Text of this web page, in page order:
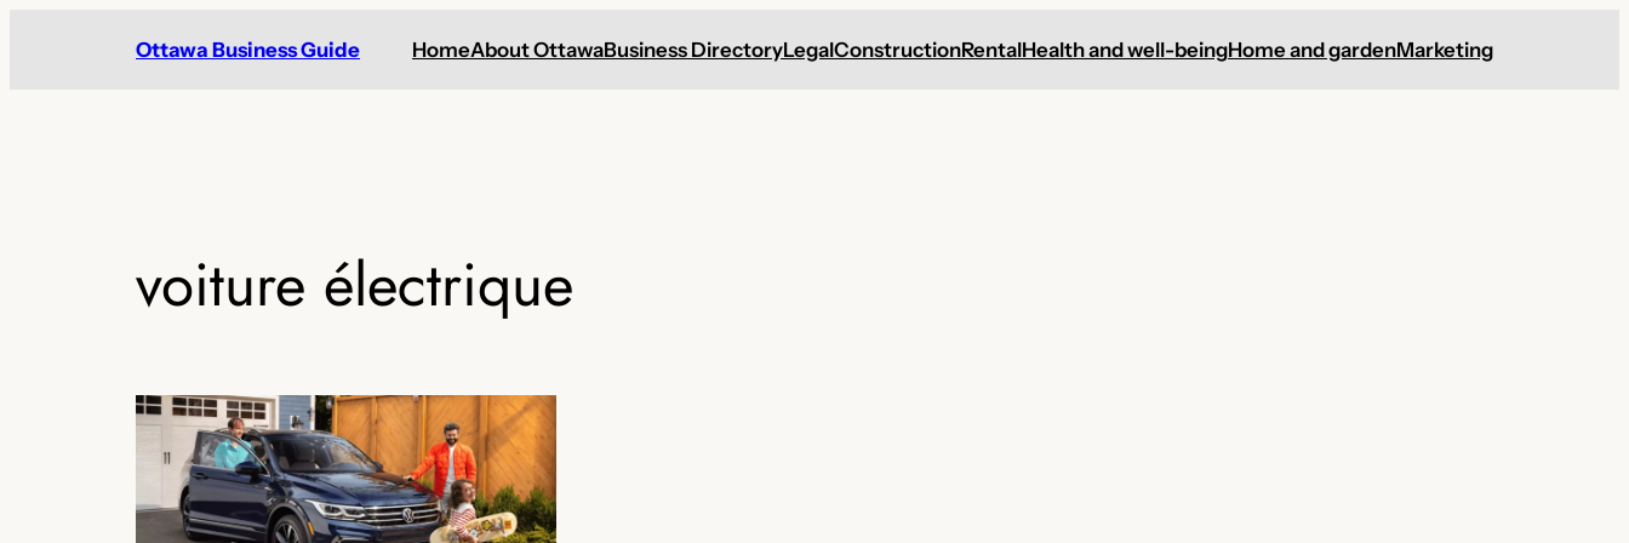
Ottawa Business Guide HomeAbout OttawaBusiness DirectoryLegalConstructionRentalHealth and well-beingHome and gardenMarketing
voiture électrique